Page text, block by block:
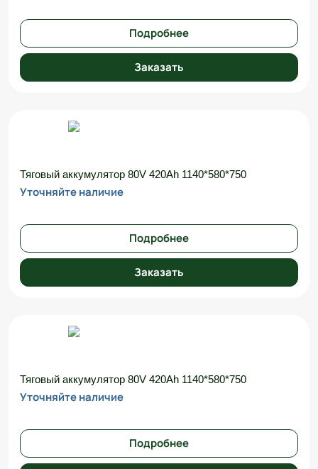
Подробнее
Заказать
Тяговый аккумулятор 80V 420Ah 1140*580*750
Уточняйте наличие
Подробнее
Заказать
Тяговый аккумулятор 80V 420Ah 1140*580*750
Уточняйте наличие
Подробнее